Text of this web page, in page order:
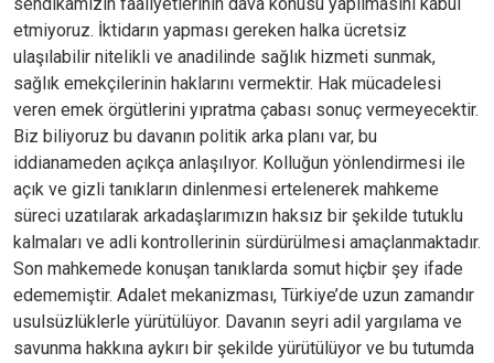
etmiyoruz. İktidarın yapması gereken halka ücretsiz
ulaşılabilir nitelikli ve anadilinde sağlık hizmeti sunmak,
sağlık emekçilerinin haklarını vermektir. Hak mücadelesi
veren emek örgütlerini yıpratma çabası sonuç vermeyecektir.
Biz biliyoruz bu davanın politik arka planı var, bu
iddianameden açıkça anlaşılıyor. Kolluğun yönlendirmesi ile
açık ve gizli tanıkların dinlenmesi ertelenerek mahkeme
süreci uzatılarak arkadaşlarımızın haksız bir şekilde tutuklu
kalmaları ve adli kontrollerinin sürdürülmesi amaçlanmaktadır.
Son mahkemede konuşan tanıklarda somut hiçbir şey ifade
edememiştir. Adalet mekanizması, Türkiye’de uzun zamandır
usulsüzlüklerle yürütülüyor. Davanın seyri adil yargılama ve
savunma hakkına aykırı bir şekilde yürütülüyor ve bu tutumda